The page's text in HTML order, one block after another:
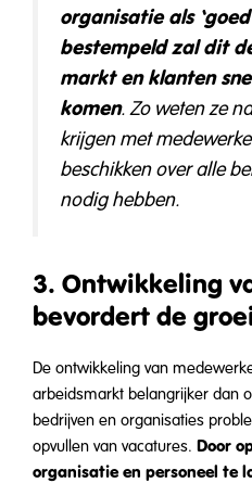
organisatie als
bestempeld zal dit
markt en klanten
komen. Zo weten ze
krijgen met
beschikken over alle
nodig hebben.
3. Ontwikkeling
bevordert de
De ontwikkeling van
arbeidsmarkt belangrijker dan
bedrijven en organisaties
opvullen van vacatures. Door
organisatie en personeel te